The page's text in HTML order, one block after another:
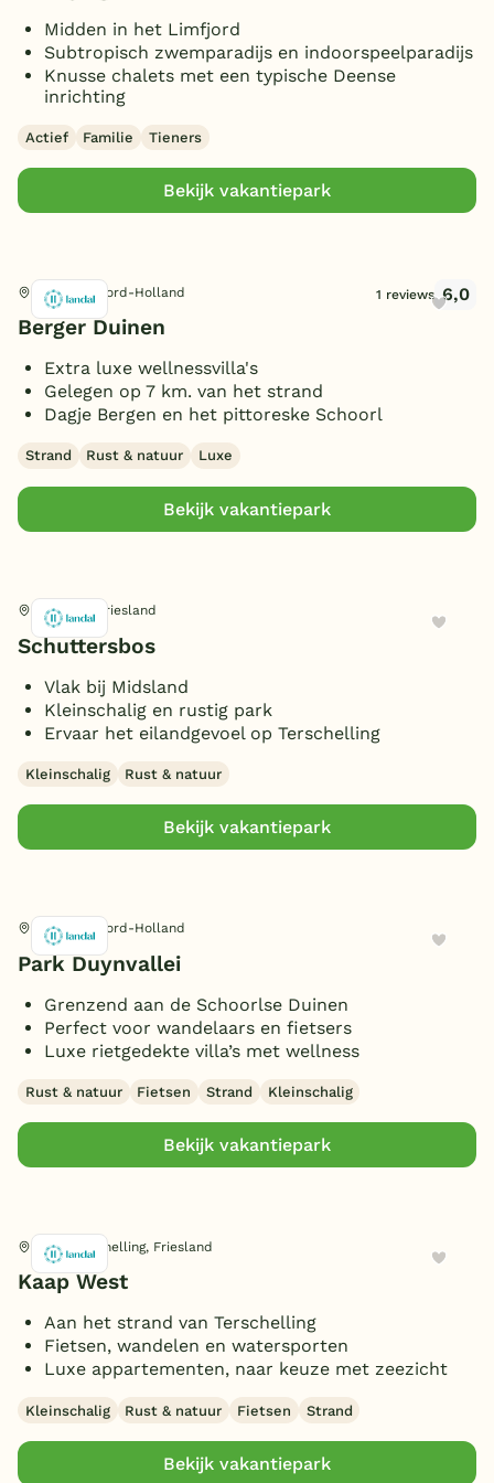
8 personen(12)
10 personen(4)
12 personen
5 slaapkamers (4)
6 slaapkamers
8 slaapkamers
11 slaapkamers(1)
12 slaapkamers(2)
Toon meer filters (5)
2 badkamers
3 badkamers
4 badkamers(2)
5 badkamers
6 badkamers(2)
Sauna (14)
Bubbelbad (binnen) (4)
Sunshower
Wasmachine/droger
Overdekt Terras/veranda(3)
(Sfeer)haard
Smart TV
Huisdieren toegestaan(19)
Toon26 vakantieparken gevonden
Midden in het Limfjord
Subtropisch zwemparadijs en indoorspeelparadijs
Knusse chalets met een typische Deense
inrichting
Actief Familie Tieners
Bekijk vakantiepark
Schoorl, Noord-Holland 1 reviews 6,0
Berger Duinen
Extra luxe wellnessvilla's
Gelegen op 7 km. van het strand
Dagje Bergen en het pittoreske Schoorl
Strand Rust & natuur Luxe
Bekijk vakantiepark
Midsland, Friesland
Schuttersbos
Vlak bij Midsland
Kleinschalig en rustig park
Ervaar het eilandgevoel op Terschelling
Kleinschalig Rust & natuur
Bekijk vakantiepark
Schoorl, Noord-Holland
Park Duynvallei
Grenzend aan de Schoorlse Duinen
Perfect voor wandelaars en fietsers
Luxe rietgedekte villa’s met wellness
Rust & natuur Fietsen Strand Kleinschalig
Bekijk vakantiepark
West-Terschelling, Friesland
Kaap West
Aan het strand van Terschelling
Fietsen, wandelen en watersporten
Luxe appartementen, naar keuze met zeezicht
Kleinschalig Rust & natuur Fietsen Strand
Bekijk vakantiepark